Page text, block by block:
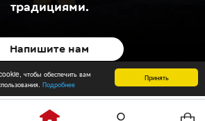
Принять
чтобы обеспечить вам
Подробнее
традициями.
Напишите нам